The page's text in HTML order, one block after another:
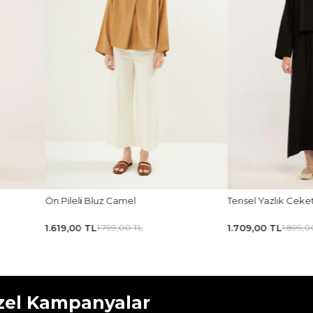
Tensel Yazlık Ceket Siyah
1.709,00 TL1.899,00 TL
Taşlanmış İnce
1.619,00 TL1.799,00
Kampanyalar